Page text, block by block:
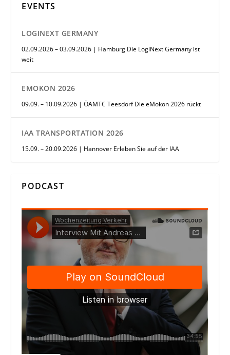
EVENTS
LOGINEXT GERMANY
02.09.2026 – 03.09.2026 | Hamburg Die LogiNext Germany ist
weit
EMOKON 2026
09.09. – 10.09.2026 | ÖAMTC Teesdorf Die eMokon 2026 rückt
IAA TRANSPORTATION 2026
15.09. – 20.09.2026 | Hannover Erleben Sie auf der IAA
PODCAST